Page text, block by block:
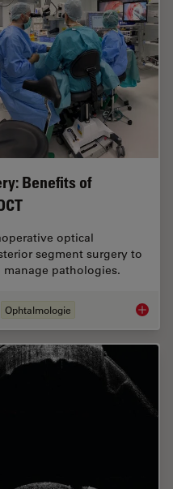
Benefits of
optical
segment surgery to
manage pathologies.
Ophtalmologie